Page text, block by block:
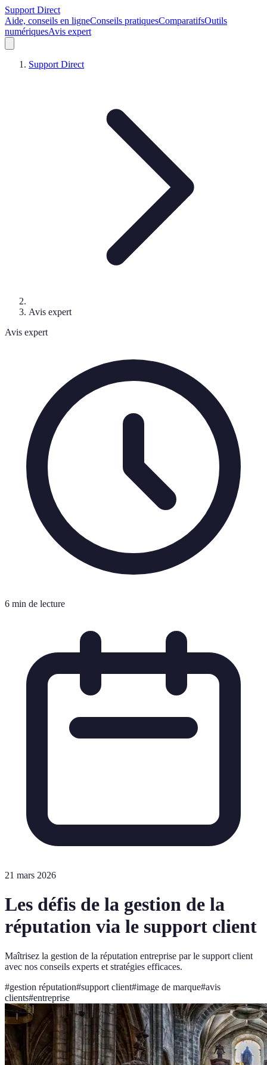
Support Direct
Aide, conseils en ligneConseils pratiquesComparatifsOutils
numériquesAvis expert
Support Direct
Avis expert
Avis expert
6 min de lecture
21 mars 2026
Les défis de la gestion de la
réputation via le support client
Maîtrisez la gestion de la réputation entreprise par le support client
avec nos conseils experts et stratégies efficaces.
#gestion réputation#support client#image de marque#avis
clients#entreprise